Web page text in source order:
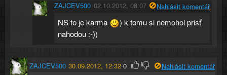
ZAJCEV500 02.10.2012, 08:07 Nahlásit komentář
NS to je karma
) k tomu si nemohol prisť
nahodou :-))
ZAJCEV500 30.09.2012, 12:32 0 Nahlásit komentář